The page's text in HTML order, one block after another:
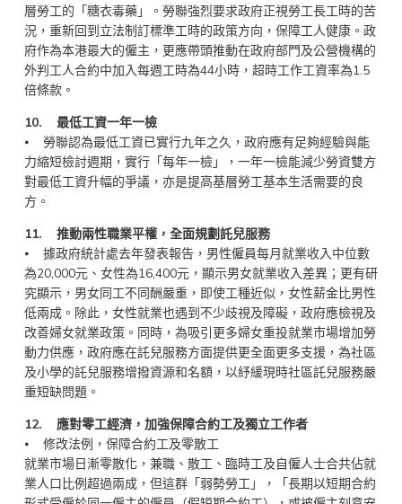
層勞工的「糖衣毒藥」。勞聯強烈要求政府正視勞工長工時的苦
況，重新回到立法制訂標準工時的政策方向，保障工人健康。政
府作為本港最大的僱主，更應帶頭推動在政府部門及公營機構的
外判工人合約中加入每週工時為44小時，超時工作工資率為1.5
倍條款。
10. 最低工資一年一檢
⦁ 勞聯認為最低工資已實行九年之久，政府應有足夠經驗與能
力縮短檢討週期，實行「每年一檢」，一年一檢能減少勞資雙方
對最低工資升幅的爭議，亦是提高基層勞工基本生活需要的良
方。
11. 推動兩性職業平權，全面規劃託兒服務
⦁ 據政府統計處去年發表報告，男性僱員每月就業收入中位數
為20,000元、女性為16,400元，顯示男女就業收入差異；更有研
究顯示，男女同工不同酬嚴重，即使工種近似，女性薪金比男性
低兩成。除此，女性就業也遇到不少歧視及障礙，政府應檢視及
改善婦女就業政策。同時，為吸引更多婦女重投就業市場增加勞
動力供應，政府應在託兒服務方面提供更全面更多支援，為社區
及小學的託兒服務增撥資源和名額，以紓緩現時社區託兒服務嚴
重短缺問題。
12. 應對零工經濟，加強保障合約工及獨立工作者
⦁ 修改法例，保障合約工及零散工
就業市場日漸零散化，兼職、散工、臨時工及自僱人士合共佔就
業人口比例超過兩成，但這群「弱勢勞工」，「長期以短期合約